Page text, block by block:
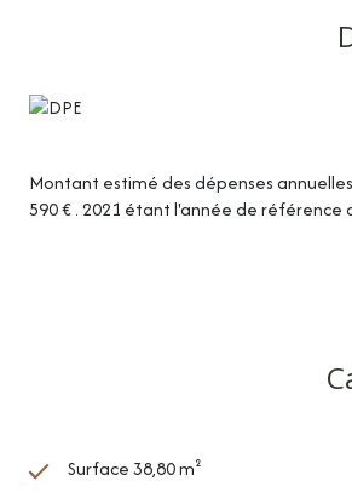
Votre interlocutrice privilégiée: Clotilde
Montant estimé des dépenses
590 € . 2021 étant l'année de
Surface 38,80 m²